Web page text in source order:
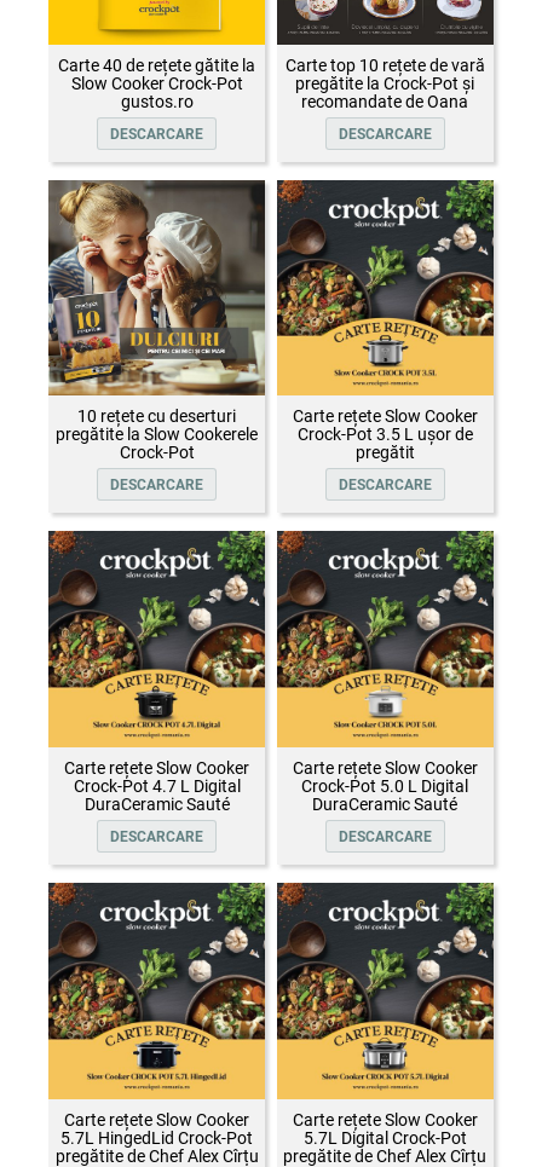
Carte 40 de rețete gătite la
Slow Cooker Crock-Pot
gustos.ro
DESCARCARE
Carte top 10 rețete de vară
pregătite la Crock-Pot și
recomandate de Oana
Țepelin
DESCARCARE
10 rețete cu deserturi
pregătite la Slow Cookerele
Crock-Pot
DESCARCARE
Carte rețete Slow Cooker
Crock-Pot 3.5 L ușor de
pregătit
DESCARCARE
Carte rețete Slow Cooker
Crock-Pot 4.7 L Digital
DuraCeramic Sauté
DESCARCARE
Carte rețete Slow Cooker
Crock-Pot 5.0 L Digital
DuraCeramic Sauté
DESCARCARE
Carte rețete Slow Cooker
5.7L HingedLid Crock-Pot
pregătite de Chef Alex Cîrțu
Carte rețete Slow Cooker
5.7L Digital Crock-Pot
pregătite de Chef Alex Cîrțu